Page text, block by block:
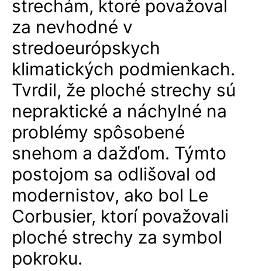
strechám, ktoré považoval
za nevhodné v
stredoeurópskych
klimatických podmienkach.
Tvrdil, že ploché strechy sú
nepraktické a náchylné na
problémy spôsobené
snehom a dažďom. Týmto
postojom sa odlišoval od
modernistov, ako bol Le
Corbusier, ktorí považovali
ploché strechy za symbol
pokroku.